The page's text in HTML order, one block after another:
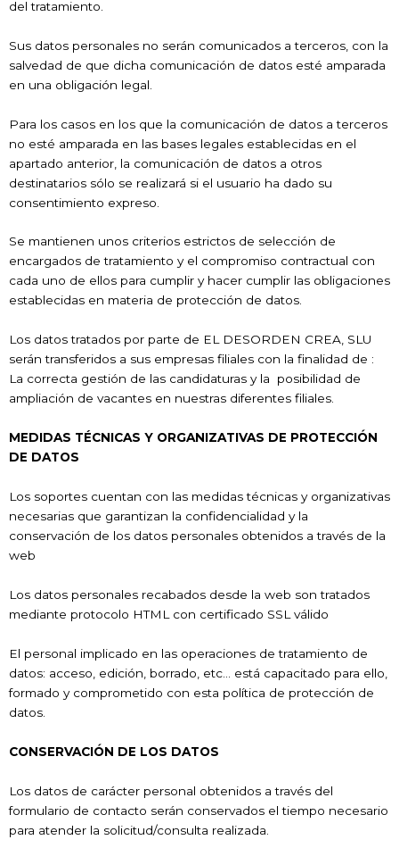
del tratamiento.
Sus datos personales no serán comunicados a terceros, con la
salvedad de que dicha comunicación de datos esté amparada
en una obligación legal.
Para los casos en los que la comunicación de datos a terceros
no esté amparada en las bases legales establecidas en el
apartado anterior, la comunicación de datos a otros
destinatarios sólo se realizará si el usuario ha dado su
consentimiento expreso.
Se mantienen unos criterios estrictos de selección de
encargados de tratamiento y el compromiso contractual con
cada uno de ellos para cumplir y hacer cumplir las obligaciones
establecidas en materia de protección de datos.
Los datos tratados por parte de EL DESORDEN CREA, SLU
serán transferidos a sus empresas filiales con la finalidad de :
La correcta gestión de las candidaturas y la posibilidad de
ampliación de vacantes en nuestras diferentes filiales.
MEDIDAS TÉCNICAS Y ORGANIZATIVAS DE PROTECCIÓN
DE DATOS
Los soportes cuentan con las medidas técnicas y organizativas
necesarias que garantizan la confidencialidad y la
conservación de los datos personales obtenidos a través de la
web
Los datos personales recabados desde la web son tratados
mediante protocolo HTML con certificado SSL válido
El personal implicado en las operaciones de tratamiento de
datos: acceso, edición, borrado, etc… está capacitado para ello,
formado y comprometido con esta política de protección de
datos.
CONSERVACIÓN DE LOS DATOS
Los datos de carácter personal obtenidos a través del
formulario de contacto serán conservados el tiempo necesario
para atender la solicitud/consulta realizada.